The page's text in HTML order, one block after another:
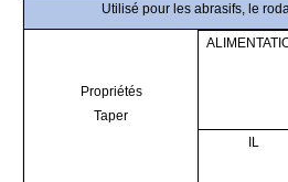
Utilisé pour les abrasifs, le
Propriétés
Taper
IL